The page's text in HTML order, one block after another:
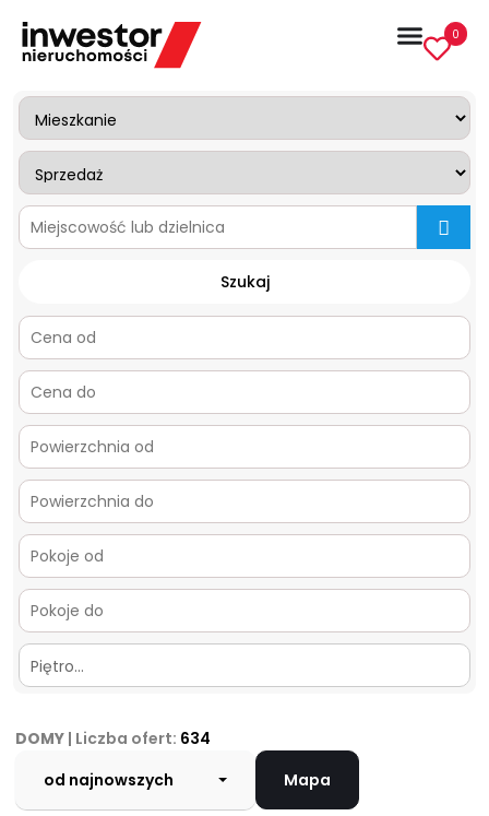
0
Piętro…
DOMY | Liczba ofert: 634
od najnowszych
Mapa